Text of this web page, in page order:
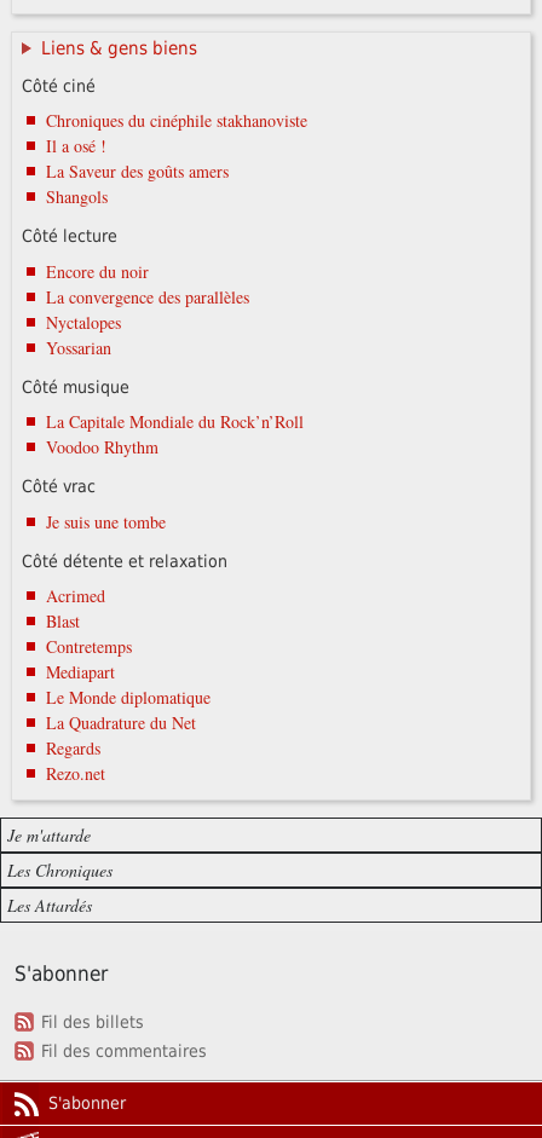
Liens & gens biens
Côté ciné
Chroniques du cinéphile stakhanoviste
Il a osé !
La Saveur des goûts amers
Shangols
Côté lecture
Encore du noir
La convergence des parallèles
Nyctalopes
Yossarian
Côté musique
La Capitale Mondiale du Rock’n’Roll
Voodoo Rhythm
Côté vrac
Je suis une tombe
Côté détente et relaxation
Acrimed
Blast
Contretemps
Mediapart
Le Monde diplomatique
La Quadrature du Net
Regards
Rezo.net
Je m'attarde
Les Chroniques
Les Attardés
S'abonner
Fil des billets
Fil des commentaires
S'abonner